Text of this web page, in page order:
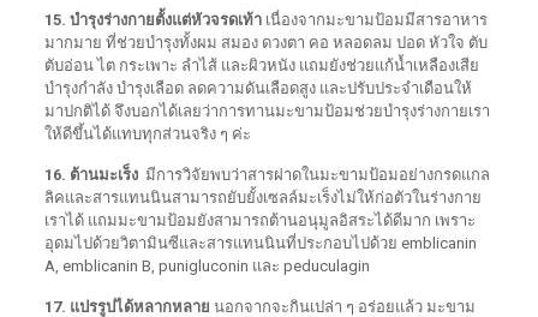
15. บำรุงร่างกายตั้งแต่หัวจรดเท้า เนื่องจากมะขามป้อมมีสารอาหาร
มากมาย ที่ช่วยบำรุงทั้งผม สมอง ดวงตา คอ หลอดลม ปอด หัวใจ ตับ
ตับอ่อน ไต กระเพาะ ลำไส้ และผิวหนัง แถมยังช่วยแก้น้ำเหลืองเสีย
บำรุงกำลัง บำรุงเลือด ลดความดันเลือดสูง และปรับประจำเดือนให้
มาปกติได้ จึงบอกได้เลยว่าการทานมะขามป้อมช่วยบำรุงร่างกายเรา
ให้ดีขึ้นได้แทบทุกส่วนจริง ๆ ค่ะ
16. ต้านมะเร็ง มีการวิจัยพบว่าสารฝาดในมะขามป้อมอย่างกรดแกล
ลิคและสารแทนนินสามารถยับยั้งเซลล์มะเร็งไม่ให้ก่อตัวในร่างกาย
เราได้ แถมมะขามป้อมยังสามารถต้านอนุมูลอิสระได้ดีมาก เพราะ
อุดมไปด้วยวิตามินซีและสารแทนนินที่ประกอบไปด้วย emblicanin
A, emblicanin B, punigluconin และ peduculagin
17. แปรรูปได้หลากหลาย นอกจากจะกินเปล่า ๆ อร่อยแล้ว มะขาม